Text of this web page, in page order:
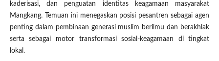
kaderisasi, dan penguatan identitas keagamaan masyarakat
Mangkang. Temuan ini menegaskan posisi pesantren sebagai agen
penting dalam pembinaan generasi muslim berilmu dan berakhlak
serta sebagai motor transformasi sosial-keagamaan di tingkat
lokal.​